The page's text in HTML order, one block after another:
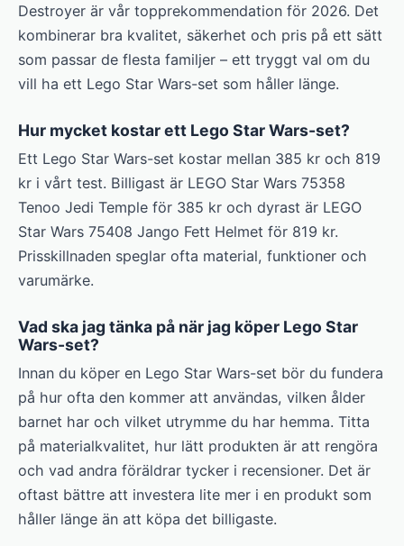
Destroyer är vår topprekommendation för 2026. Det
kombinerar bra kvalitet, säkerhet och pris på ett sätt
som passar de flesta familjer – ett tryggt val om du
vill ha ett Lego Star Wars-set som håller länge.
Hur mycket kostar ett Lego Star Wars-set?
Ett Lego Star Wars-set kostar mellan 385 kr och 819
kr i vårt test. Billigast är LEGO Star Wars 75358
Tenoo Jedi Temple för 385 kr och dyrast är LEGO
Star Wars 75408 Jango Fett Helmet för 819 kr.
Prisskillnaden speglar ofta material, funktioner och
varumärke.
Vad ska jag tänka på när jag köper Lego Star
Wars-set?
Innan du köper en Lego Star Wars-set bör du fundera
på hur ofta den kommer att användas, vilken ålder
barnet har och vilket utrymme du har hemma. Titta
på materialkvalitet, hur lätt produkten är att rengöra
och vad andra föräldrar tycker i recensioner. Det är
oftast bättre att investera lite mer i en produkt som
håller länge än att köpa det billigaste.